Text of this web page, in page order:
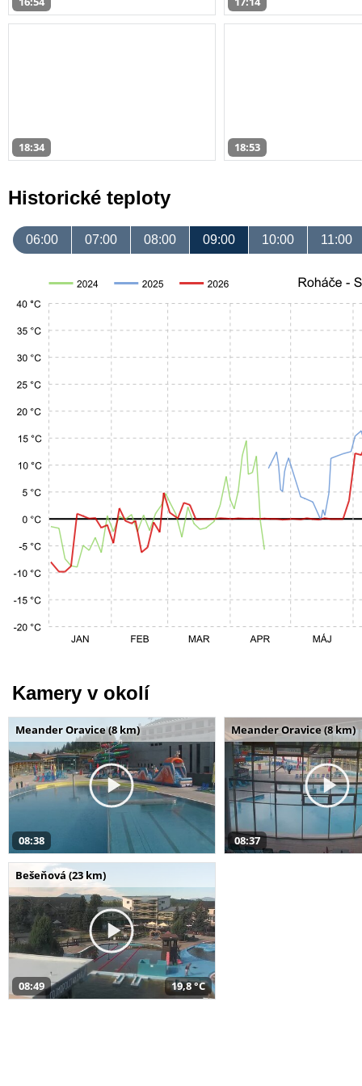
18:34 18:53
Historické teploty
06:00 07:00 08:00 09:00 10:00 11:00
Kamery v okolí
Meander Oravice (8 km)
08:38
Meander Oravice (8 km)
08:37
Bešeňová (23 km)
08:49 19,8 °C